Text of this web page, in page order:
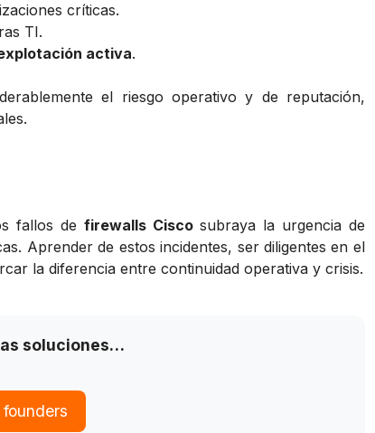
críticas.
TI.
activa.
el riesgo operativo y de reputación,
fallos de firewalls Ciscosubraya la urgencia de
Aprender de estos incidentes, ser diligentes en el
la diferencia entre continuidad operativa y crisis.
soluciones…